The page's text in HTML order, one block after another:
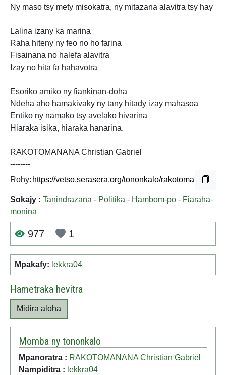
Ny maso tsy mety misokatra, ny mitazana alavitra tsy hay
Lalina izany ka marina
Raha hiteny ny feo no ho farina
Fisainana no halefa alavitra
Izay no hita fa hahavotra
Esoriko amiko ny fiankinan-doha
Ndeha aho hamakivaky ny tany hitady izay mahasoa
Entiko ny namako tsy avelako hivarina
Hiaraka isika, hiaraka hanarina.
RAKOTOMANANA Christian Gabriel
--------
Rohy:
Sokajy : Tanindrazana - Politika - Hambom-po - Fiaraha-
monina
977 1
Mpakafy: lekkra04
Hametraka hevitra
Midira aloha
Momba ny tononkalo
Mpanoratra : RAKOTOMANANA Christian Gabriel
Nampiditra : lekkra04